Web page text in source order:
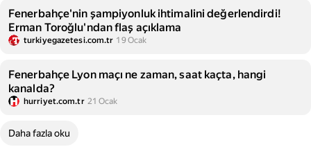
Fenerbahçe'nin şampiyonluk ihtimalini değerlendirdi!
Erman Toroğlu'ndan flaş açıklama
turkiyegazetesi.com.tr 19 Ocak
Fenerbahçe Lyon maçı ne zaman, saat kaçta, hangi
kanalda?
hurriyet.com.tr 21 Ocak
Daha fazla oku